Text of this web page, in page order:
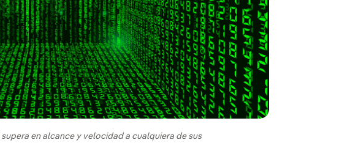
negocios
PERSEO
en alcance y velocidad a cualquiera de sus